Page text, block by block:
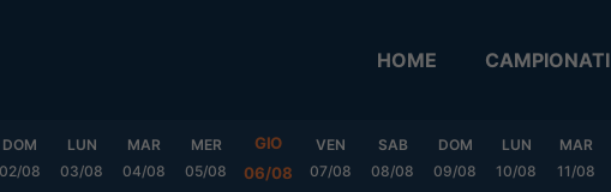
HOME CAMPIONATI
DOM
02/08
LUN
03/08
MAR
04/08
MER
05/08
GIO
06/08
VEN
07/08
SAB
08/08
DOM
09/08
LUN
10/08
MAR
11/08